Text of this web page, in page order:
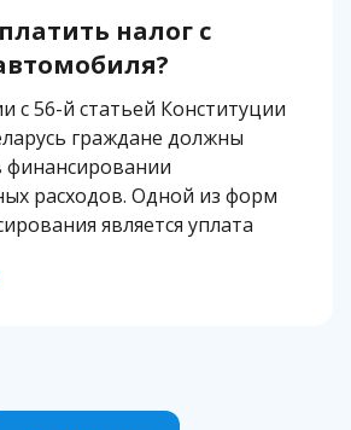
налог с
с 56-й статьей Конституции
граждане должны
финансировании
расходов. Одной из форм
является уплата
прибыль от продажи